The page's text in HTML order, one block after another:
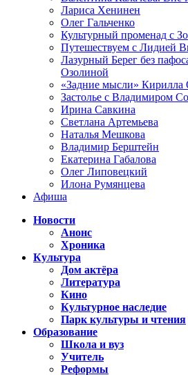
Лариса Хенинен
Олег Гальченко
Культурный променад с
Путешествуем с Лидией
Лазурный Берег без
Озолиной
«Задние мысли»
Застолье с Владимиром
Ирина Савкина
Светлана Артемьева
Наталья Мешкова
Владимир Берштейн
Екатерина Габалова
Олег Липовецкий
Илона Румянцева
Афиша
Новости
Анонс
Хроника
Культура
Дом актёра
Литература
Кино
Культурное наследие
Парк культуры и чтения
Образование
Школа и вуз
Учитель
Реформы